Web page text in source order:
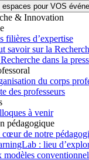
espaces pour VOS
& Innovation
filières d’expertise
savoir sur la
dans la
du corps
des professeurs
à venir
pédagogique
de notre
: lieu
modèles